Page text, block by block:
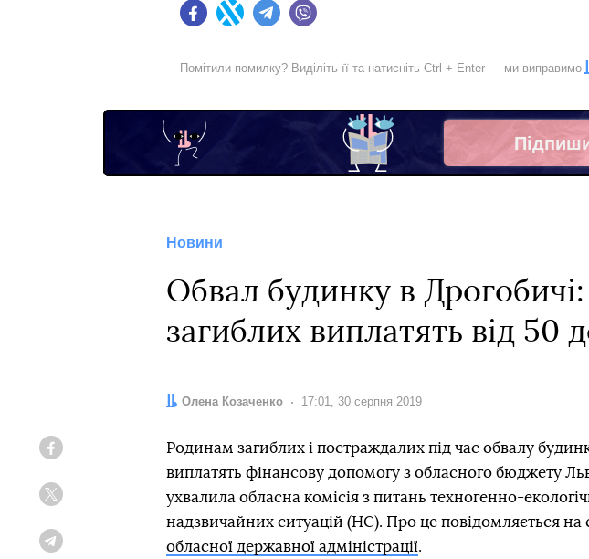
FacebookTwitter Telegram
Помітили помилку? Виділіть її та натисніть Ctrl + Enter — ми виправимо
Новини
Обвал будинку в
загиблих виплатять від 50
Автор:
Олена Козаченко Дата:
17:01, 30 серпня 2019
Родинам загиблих і постраждалих під час обвалу
виплатять фінансову допомогу з обласного бюджету
ухвалила обласна комісія з питань техногенно-
надзвичайних ситуацій (НС). Про це повідомляється на
обласної державної адміністрації.